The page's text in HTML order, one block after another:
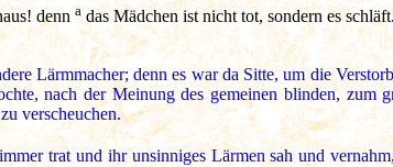
denn a das Mädchen ist nicht tot, sondern es
Lärmmacher; denn es war da Sitte, um die
nach der Meinung des gemeinen blinden, zum
verscheuchen.
trat und ihr unsinniges Lärmen sah und vernahm,